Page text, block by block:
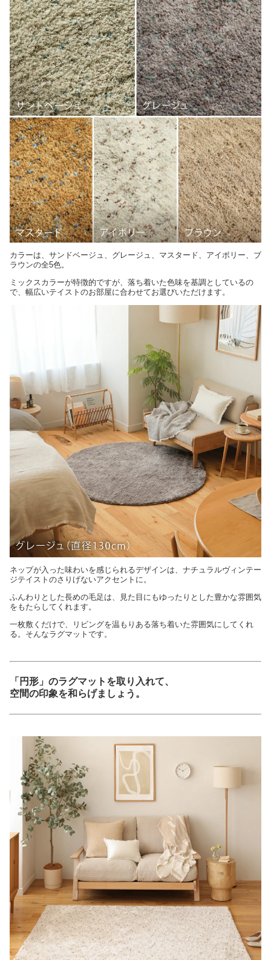
カラーは、サンドベージュ、グレージュ、マスタード、アイボリー、ブ
ラウンの全5色。
ミックスカラーが特徴的ですが、落ち着いた色味を基調としているの
で、幅広いテイストのお部屋に合わせてお選びいただけます。
ネップが入った味わいを感じられるデザインは、ナチュラルヴィンテー
ジテイストのさりげないアクセントに。
ふんわりとした長めの毛足は、見た目にもゆったりとした豊かな雰囲気
をもたらしてくれます。
一枚敷くだけで、リビングを温もりある落ち着いた雰囲気にしてくれ
る。そんなラグマットです。
「円形」のラグマットを取り入れて、
空間の印象を和らげましょう。